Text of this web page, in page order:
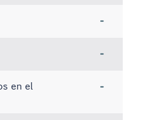
-
-
en el
-